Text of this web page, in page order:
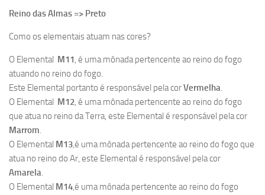
Reino das Almas => Preto
Como os elementais atuam nas cores?
O Elemental M11, é uma mônada pertencente ao reino do fogo
atuando no reino do fogo.
Este Elemental portanto é responsável pela corVermelha.
O Elemental
M12, é uma mônada pertencente ao reino do fogo
que atua no reino da Terra, este Elemental é responsável pela cor
Marrom.
O Elemental M13,é uma mônada pertencente ao reino do fogo que
atua no reino do Ar, este Elemental é responsável pela cor
Amarela.
O Elemental M14,é uma mônada pertencente ao reino do fogo